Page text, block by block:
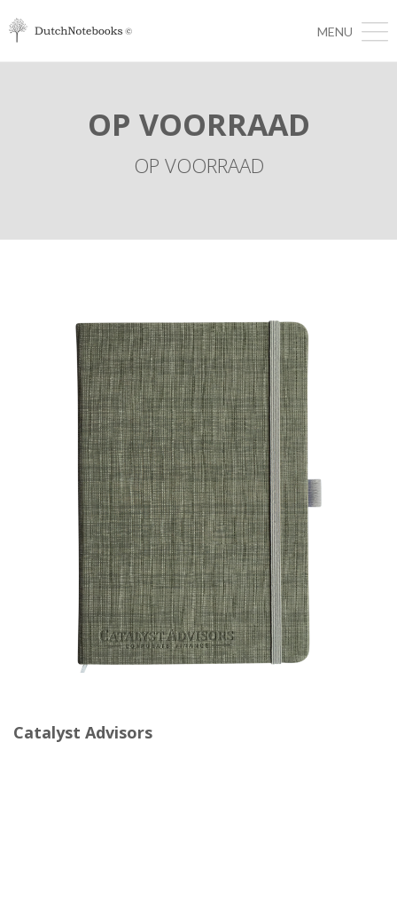
MENU
OP VOORRAAD
OP VOORRAAD
Catalyst Advisors